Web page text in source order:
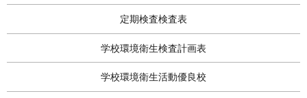
定期検査検査表
学校環境衛生検査計画表
学校環境衛生活動優良校